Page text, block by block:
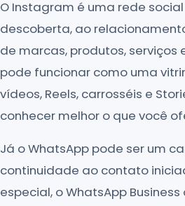
O Instagram é uma rede
descoberta, ao
de marcas, produtos, serviços
pode funcionar como uma
vídeos, Reels, carrosséis e
conhecer melhor o que você
Já o WhatsApp pode ser um
continuidade ao contato
especial, o WhatsApp